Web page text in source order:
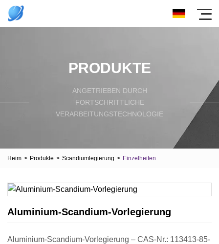
PRODUKTE
ANGETRIEBEN DURCH
FORTSCHRITTLICHE
VERARBEITUNGSTECHNOLOGIE
Heim > Produkte > Scandiumlegierung > Einzelheiten
Aluminium-Scandium-Vorlegierung
Aluminium-Scandium-Vorlegierung – CAS-Nr.: 113413-85-